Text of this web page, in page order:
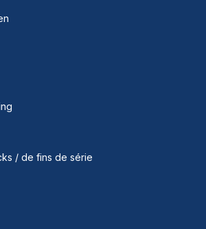
/ de fins de série